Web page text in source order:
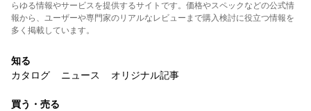
らゆる情報やサービスを提供するサイトです。価格やスペックなどの公式情
報から、ユーザーや専門家のリアルなレビューまで購入検討に役立つ情報を
多く掲載しています。
知る
カタログ
ニュース オリジナル記事
買う・売る